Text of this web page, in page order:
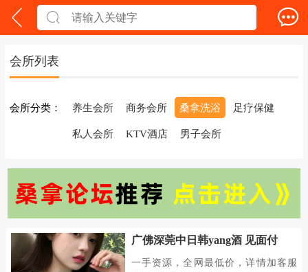
会所列表
会所分类： 养生会所 商务会所 桑拿洗浴 足疗保健
私人会所 KTV酒店 男子会所
广佛深莞中日韩yang酒 见面付
一手资源，全网最低价，详情加客服